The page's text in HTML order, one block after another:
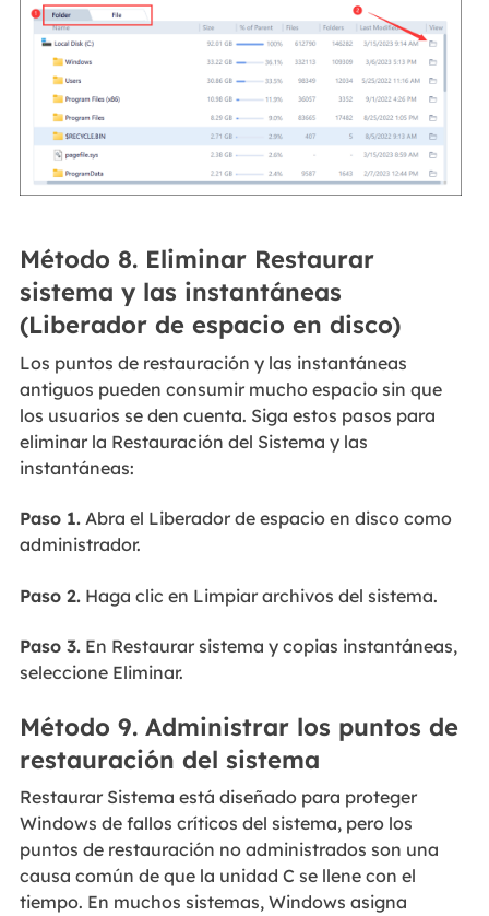
Método 8. Eliminar Restaurar
sistema y las instantáneas
(Liberador de espacio en disco)
Los puntos de restauración y las instantáneas
antiguos pueden consumir mucho espacio sin que
los usuarios se den cuenta. Siga estos pasos para
eliminar la Restauración del Sistema y las
instantáneas:
Paso 1.Abra el Liberador de espacio en disco como
administrador.
Paso 2.Haga clic en Limpiar archivos del sistema.
Paso 3.En Restaurar sistema y copias instantáneas,
seleccione Eliminar.
Método 9. Administrar los puntos de
restauración del sistema
Restaurar Sistema está diseñado para proteger
Windows de fallos críticos del sistema, pero los
puntos de restauración no administrados son una
causa común de que la unidad C se llene con el
tiempo. En muchos sistemas, Windows asigna